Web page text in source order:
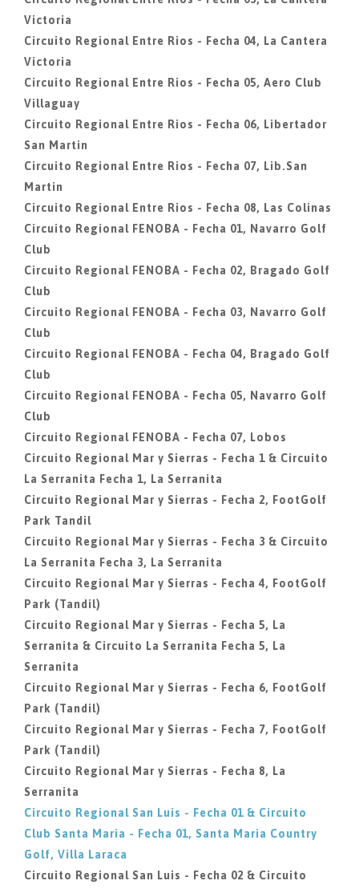
Victoria
Circuito Regional Entre Rios - Fecha 04, La Cantera
Victoria
Circuito Regional Entre Rios - Fecha 05, Aero Club
Villaguay
Circuito Regional Entre Rios - Fecha 06, Libertador
San Martin
Circuito Regional Entre Rios - Fecha 07, Lib.San
Martin
Circuito Regional Entre Rios - Fecha 08, Las Colinas
Circuito Regional FENOBA - Fecha 01, Navarro Golf
Club
Circuito Regional FENOBA - Fecha 02, Bragado Golf
Club
Circuito Regional FENOBA - Fecha 03, Navarro Golf
Club
Circuito Regional FENOBA - Fecha 04, Bragado Golf
Club
Circuito Regional FENOBA - Fecha 05, Navarro Golf
Club
Circuito Regional FENOBA - Fecha 07, Lobos
Circuito Regional Mar y Sierras - Fecha 1 & Circuito
La Serranita Fecha 1, La Serranita
Circuito Regional Mar y Sierras - Fecha 2, FootGolf
Park Tandil
Circuito Regional Mar y Sierras - Fecha 3 & Circuito
La Serranita Fecha 3, La Serranita
Circuito Regional Mar y Sierras - Fecha 4, FootGolf
Park (Tandil)
Circuito Regional Mar y Sierras - Fecha 5, La
Serranita & Circuito La Serranita Fecha 5, La
Serranita
Circuito Regional Mar y Sierras - Fecha 6, FootGolf
Park (Tandil)
Circuito Regional Mar y Sierras - Fecha 7, FootGolf
Park (Tandil)
Circuito Regional Mar y Sierras - Fecha 8, La
Serranita
Circuito Regional San Luis - Fecha 01 & Circuito
Club Santa Maria - Fecha 01, Santa Maria Country
Golf, Villa Laraca
Circuito Regional San Luis - Fecha 02 & Circuito